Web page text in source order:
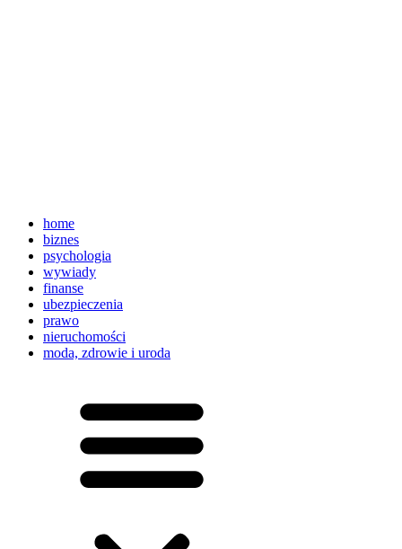
home
biznes
psychologia
wywiady
finanse
ubezpieczenia
prawo
nieruchomości
moda, zdrowie i uroda